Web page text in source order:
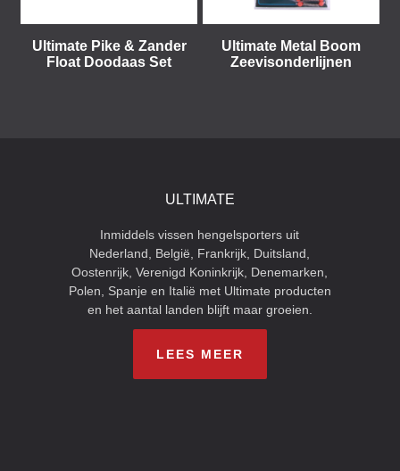
Ultimate Pike & Zander
Float Doodaas Set
Ultimate Metal Boom
Zeevisonderlijnen
ULTIMATE
Inmiddels vissen hengelsporters uit
Nederland, België, Frankrijk, Duitsland,
Oostenrijk, Verenigd Koninkrijk, Denemarken,
Polen, Spanje en Italië met Ultimate producten
en het aantal landen blijft maar groeien.
LEES MEER